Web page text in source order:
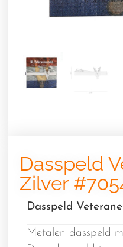
Dasspeld
Zilver
Dasspeld
Metalen dasspeld